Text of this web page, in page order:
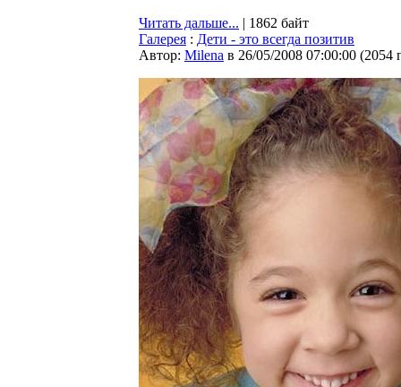
Читать дальше... | 1862 байт
Галерея : Дети - это всегда позитив
Автор: Milena в 26/05/2008 07:00:00 (2054